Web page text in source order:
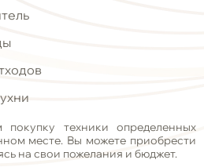
техники определенных
месте. Вы можете приобрести
на свои пожелания и бюджет.